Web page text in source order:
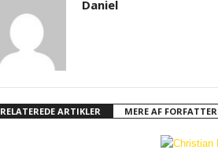
Daniel
RELATEREDE ARTIKLER MERE AF FORFATTER